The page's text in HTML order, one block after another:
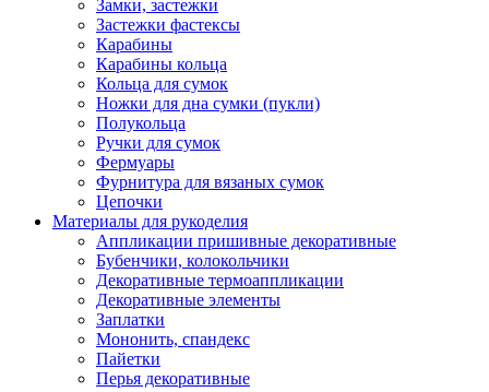
Замки, застежки
Застежки фастексы
Карабины
Карабины кольца
Кольца для сумок
Ножки для дна сумки (пукли)
Полукольца
Ручки для сумок
Фермуары
Фурнитура для вязаных сумок
Цепочки
Материалы для рукоделия
Аппликации пришивные декоративные
Бубенчики, колокольчики
Декоративные термоаппликации
Декоративные элементы
Заплатки
Мононить, спандекс
Пайетки
Перья декоративные